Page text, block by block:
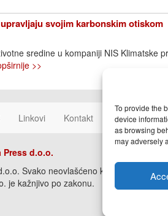
To provide the
device
as browsing
may adversely
svojim karbonskim otiskom
sredine u kompaniji NIS Klimatske
>>
Linkovi Kontakt Cookie Policy
Press d.o.o.
Svako neovlašćeno korišćenje,
je kažnjivo po zakonu.